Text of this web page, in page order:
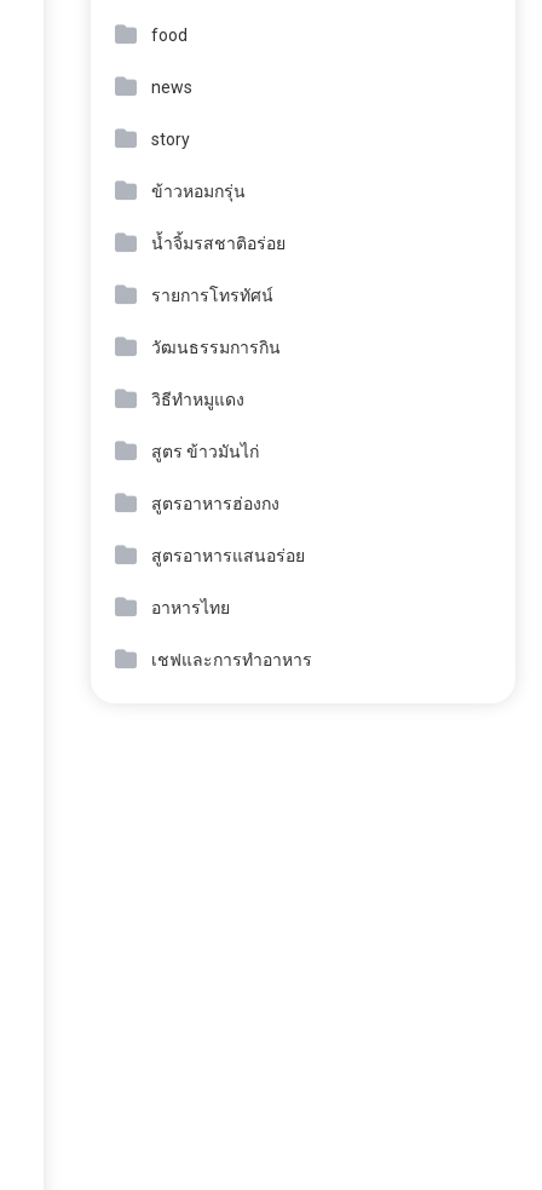
food
news
story
ข้าวหอมกรุ่น
น้ำจิ้มรสชาติอร่อย
รายการโทรทัศน์
วัฒนธรรมการกิน
วิธีทำหมูแดง
สูตร ข้าวมันไก่
สูตรอาหารฮ่องกง
สูตรอาหารแสนอร่อย
อาหารไทย
เชฟและการทำอาหาร